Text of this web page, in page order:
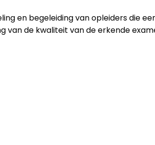
en begeleiding van opleiders die
van de kwaliteit van de erkende